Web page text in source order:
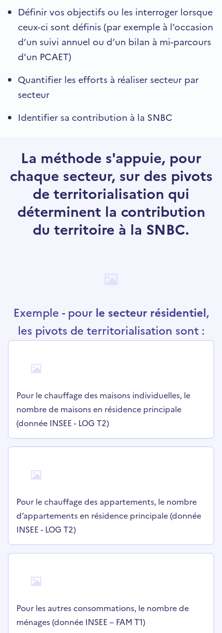
Définir vos objectifs ou les interroger lorsque
ceux-ci sont définis (par exemple à l’occasion
d’un suivi annuel ou d’un bilan à mi-parcours
d’un PCAET)
Quantifier les efforts à réaliser secteur par
secteur
Identifier sa contribution à la SNBC
La méthode s'appuie, pour
chaque secteur, sur des pivots
de territorialisation qui
déterminent la contribution
du territoire à la SNBC.
Exemple - pour le secteur résidentiel,
les pivots de territorialisation sont :
Pour le chauffage des maisons individuelles, le
nombre de maisons en résidence principale
(donnée INSEE - LOG T2)
Pour le chauffage des appartements, le nombre
d’appartements en résidence principale (donnée
INSEE - LOG T2)
Pour les autres consommations, le nombre de
ménages (donnée INSEE – FAM T1)